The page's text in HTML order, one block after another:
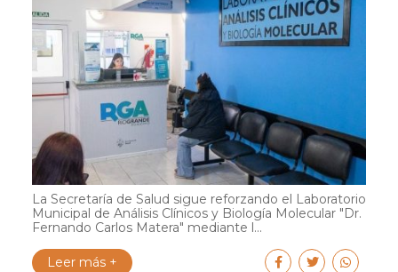
La Secretaría de Salud sigue reforzando el Laboratorio
Municipal de Análisis Clínicos y Biología Molecular "Dr.
Fernando Carlos Matera" mediante l...
Leer más +